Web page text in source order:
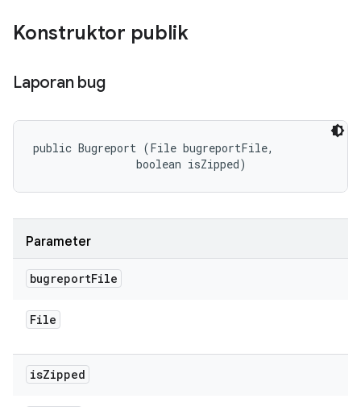
Konstruktor publik
Laporan bug
public Bugreport (File bugreportFile,
                boolean isZipped)
Parameter
bugreportFile
File
isZipped